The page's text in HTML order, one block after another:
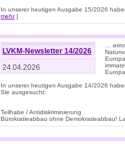
In unserer heutigen Ausgabe 15/2026
mehr]
LVKM-Newsletter 14/2026
24.04.2026
…
In unserer heutigen Ausgabe 14/2026
Sie ausgesucht:
Teilhabe / Antidiskriminierung
Bürokratieabbau ohne Demokratieabbau!